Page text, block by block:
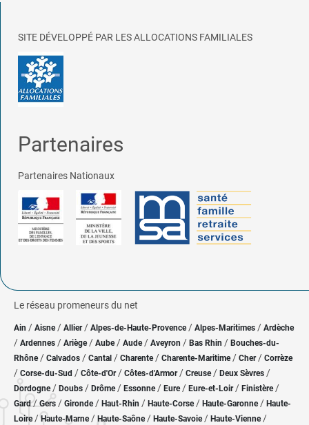
SITE DÉVELOPPÉ PAR LES ALLOCATIONS FAMILIALES
Partenaires
Partenaires Nationaux
Le réseau promeneurs du net
Ain / Aisne/ Allier/ Alpes-de-Haute-Provence / Alpes-Maritimes / Ardèche
/ Ardennes / Ariège/ Aube/ Aude / Aveyron / Bas Rhin / Bouches-du-
Rhône/ Calvados / Cantal / Charente / Charente-Maritime/ Cher / Corrèze
/ Corse-du-Sud / Côte-d'Or / Côtes-d'Armor/ Creuse/ Deux Sèvres /
Dordogne/ Doubs / Drôme/ Essonne / Eure/ Eure-et-Loir / Finistère/
Gard/ Gers / Gironde/ Haut-Rhin / Haute-Corse/ Haute-Garonne/ Haute-
Loire/Haute-Marne/ Haute-Saône/ Haute-Savoie/ Haute-Vienne/